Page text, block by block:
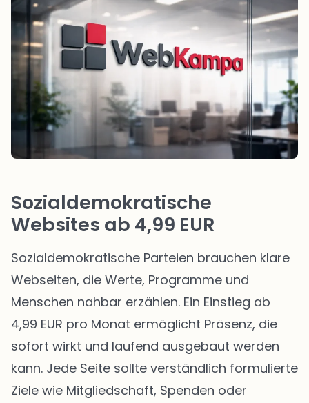
Sozialdemokratische
Websites ab 4,99 EUR
Sozialdemokratische Parteien brauchen klare
Webseiten, die Werte, Programme und
Menschen nahbar erzählen. Ein Einstieg ab
4,99 EUR pro Monat ermöglicht Präsenz, die
sofort wirkt und laufend ausgebaut werden
kann. Jede Seite sollte verständlich formulierte
Ziele wie Mitgliedschaft, Spenden oder